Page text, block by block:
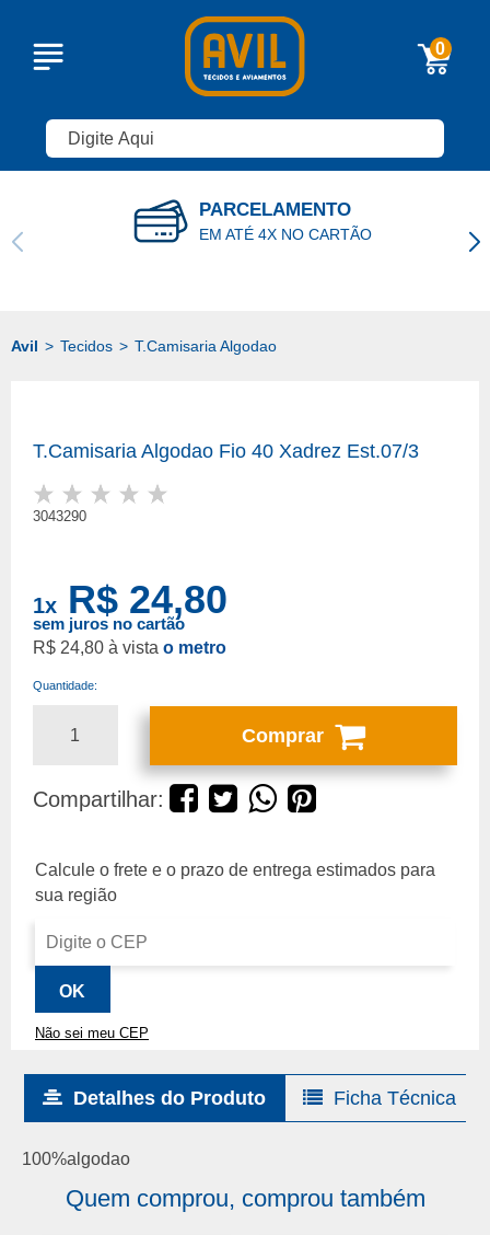
0
PARCELAMENTO
EM ATÉ 4X NO CARTÃO
Tecidos T.Camisaria Algodao
T.Camisaria Algodao Fio 40 Xadrez Est.07/3
3043290
R$ 24,80 o metro
1x R$ 24,80
sem juros no cartão
Quantidade:
Comprar
Compartilhar:
Não sei meu CEP
Detalhes do Produto Ficha Técnica
100%algodao
Quem comprou, comprou também